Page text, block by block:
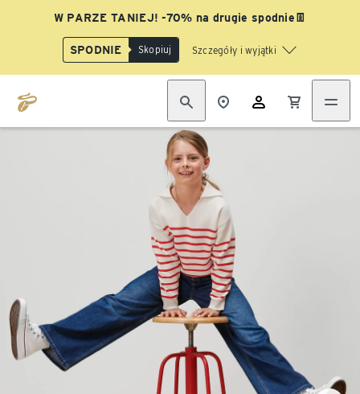
W PARZE TANIEJ! -70% na drugie spodnie👖
SPODNIE Skopiuj Szczegóły i wyjątki